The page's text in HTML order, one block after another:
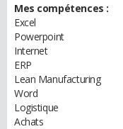
Mes compétences :
Excel
Powerpoint
Internet
ERP
Lean Manufacturing
Word
Logistique
Achats